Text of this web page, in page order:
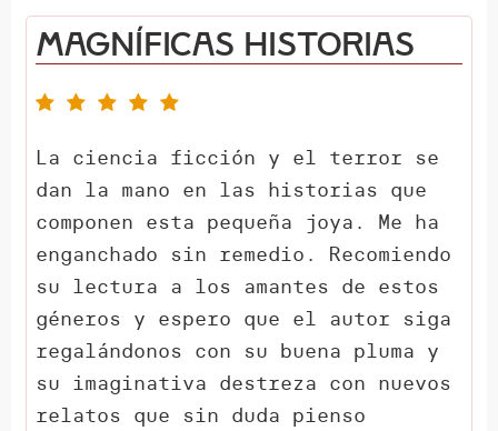
Magníficas historias
La ciencia ficción y el terror se
dan la mano en las historias que
componen esta pequeña joya. Me ha
enganchado sin remedio. Recomiendo
su lectura a los amantes de estos
géneros y espero que el autor siga
regalándonos con su buena pluma y
su imaginativa destreza con nuevos
relatos que sin duda pienso